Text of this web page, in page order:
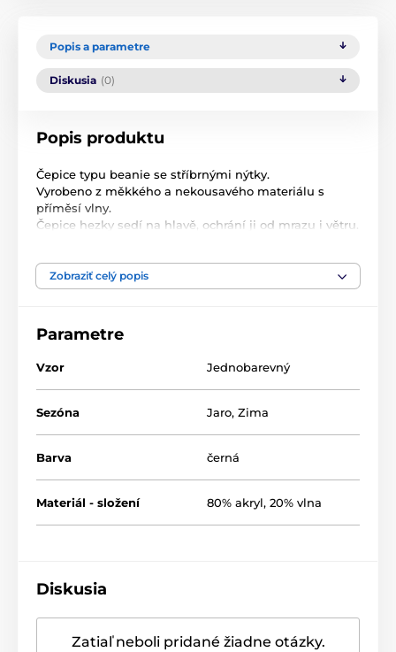
Popis a parametre
Diskusia (0)
Popis produktu
Čepice typu beanie se stříbrnými nýtky.
Vyrobeno z měkkého a nekousavého materiálu s
příměsí vlny.
Čepice hezky sedí na hlavě, ochrání ji od mrazu i větru.
Délka: 26 cm
Zobraziť celý popis
Parametre
Vzor Jednobarevný
Sezóna Jaro, Zima
Barva černá
Materiál - složení 80% akryl, 20% vlna
Diskusia
Zatiaľ neboli pridané žiadne otázky.